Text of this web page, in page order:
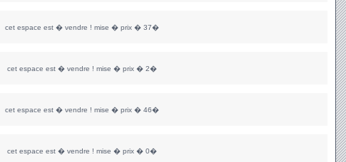
cet espace est � vendre ! mise � prix � 37�
cet espace est � vendre ! mise � prix � 2�
cet espace est � vendre ! mise � prix � 46�
cet espace est � vendre ! mise � prix � 0�